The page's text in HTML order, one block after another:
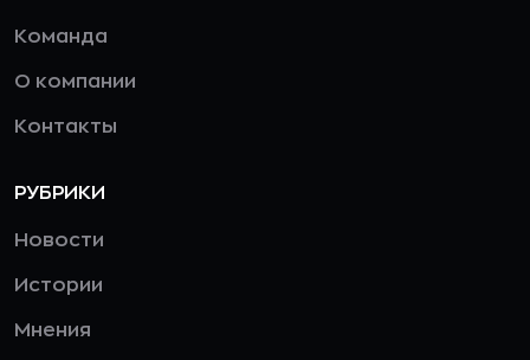
Команда
О компании
Контакты
РУБРИКИ
Новости
Истории
Мнения